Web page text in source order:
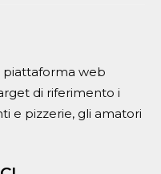
piattaforma web
di riferimento i
e pizzerie, gli amatori